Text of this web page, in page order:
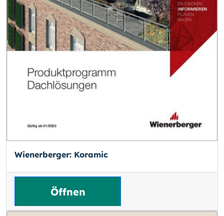
Wienerberger: Koramic
Öffnen